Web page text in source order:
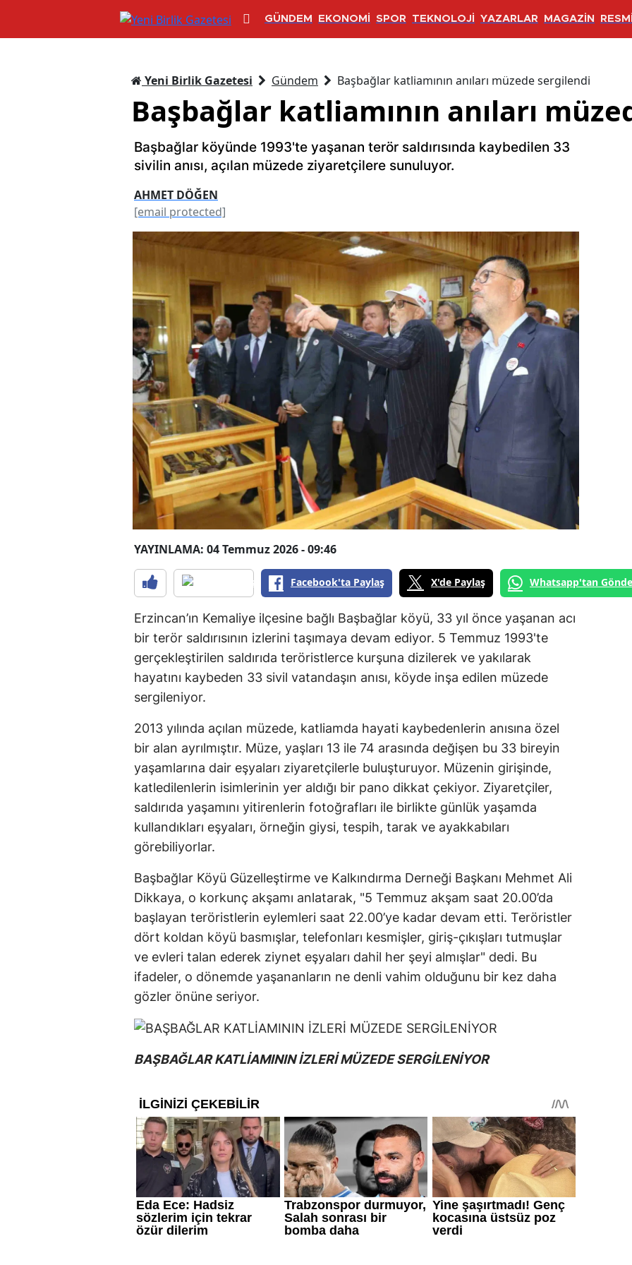
GÜNDEM EKONOMİ SPOR TEKNOLOJİ YAZARLAR MAGAZİN
Yeni Birlik Gazetesi Gündem Başbağlar katliamının anıları müzede sergilendi
Başbağlar katliamının anıları
Başbağlar köyünde 1993'te yaşanan terör saldırısında kaybedilen 33
sivilin anısı, açılan müzede ziyaretçilere sunuluyor.
AHMET DÖĞEN
[email protected]
YAYINLAMA: 04 Temmuz 2026 - 09:46
Facebook'ta Paylaş X'de Paylaş Whatsapp'tan
Erzincan’ın Kemaliye ilçesine bağlı Başbağlar köyü, 33 yıl önce yaşanan acı
bir terör saldırısının izlerini taşımaya devam ediyor. 5 Temmuz 1993'te
gerçekleştirilen saldırıda teröristlerce kurşuna dizilerek ve yakılarak
hayatını kaybeden 33 sivil vatandaşın anısı, köyde inşa edilen müzede
sergileniyor.
2013 yılında açılan müzede, katliamda hayati kaybedenlerin anısına özel
bir alan ayrılmıştır. Müze, yaşları 13 ile 74 arasında değişen bu 33 bireyin
yaşamlarına dair eşyaları ziyaretçilerle buluşturuyor. Müzenin girişinde,
katledilenlerin isimlerinin yer aldığı bir pano dikkat çekiyor. Ziyaretçiler,
saldırıda yaşamını yitirenlerin fotoğrafları ile birlikte günlük yaşamda
kullandıkları eşyaları, örneğin giysi, tespih, tarak ve ayakkabıları
görebiliyorlar.
Başbağlar Köyü Güzelleştirme ve Kalkındırma Derneği Başkanı Mehmet Ali
Dikkaya, o korkunç akşamı anlatarak, "5 Temmuz akşam saat 20.00’da
başlayan teröristlerin eylemleri saat 22.00’ye kadar devam etti. Teröristler
dört koldan köyü basmışlar, telefonları kesmişler, giriş-çıkışları tutmuşlar
ve evleri talan ederek ziynet eşyaları dahil her şeyi almışlar" dedi. Bu
ifadeler, o dönemde yaşananların ne denli vahim olduğunu bir kez daha
gözler önüne seriyor.
BAŞBAĞLAR KATLİAMININ İZLERİ MÜZEDE SERGİLENİYOR